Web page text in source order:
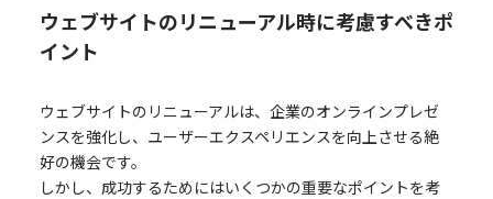
ウェブサイトのリニューアル時に考慮すべきポ
イント
ウェブサイトのリニューアルは、企業のオンラインプレゼ
ンスを強化し、ユーザーエクスペリエンスを向上させる絶
好の機会です。
しかし、成功するためにはいくつかの重要なポイントを考